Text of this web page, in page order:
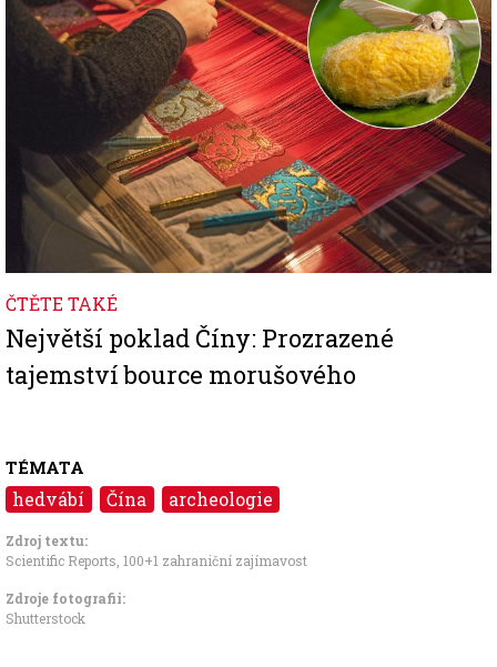
ČTĚTE TAKÉ
Největší poklad Číny: Prozrazené
tajemství bource morušového
TÉMATA
hedvábí Čína archeologie
Zdroj textu:
Scientific Reports 100+1 zahraniční zajímavost
Zdroje fotografii:
Shutterstock